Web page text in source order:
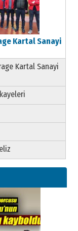
Kartal Sanayi
Kartal Sanayi